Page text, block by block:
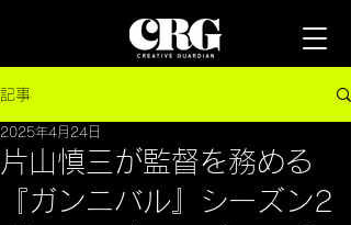
記事
片山慎三が監督を務める
『ガンニバル』シーズン2
2025年4月24日